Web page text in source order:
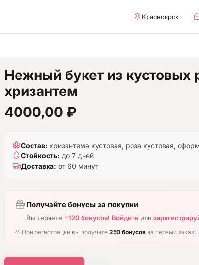
Красноярск
Нежный букет из кустовых
хризантем
4000,00 ₽
Состав: хризантема кустовая, роза кустовая,
Стойкость: до 7 дней
Доставка: от 60 минут
Получайте бонусы за покупки
Вы теряете +120 бонусов! Войдите или
💡 При регистрации вы получите 250 бонусов на первый заказ!